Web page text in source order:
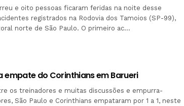
e oito pessoas ficaram feridas na noite desse
registrados na Rodovia dos Tamoios (SP-99),
norte de São Paulo. O primeiro ac…
empate do Corinthians em Barueri
os treinadores e muitas discussões e empurra-
São Paulo e Corinthians empataram por 1 a 1, neste